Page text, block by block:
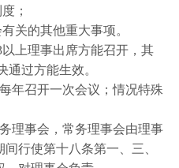
；
的其他重大事项。
理事出席方能召开，其
通过方能生效。
召开一次会议；情况特殊
事会，常务理事会由理事
行使第十八条第一、三、